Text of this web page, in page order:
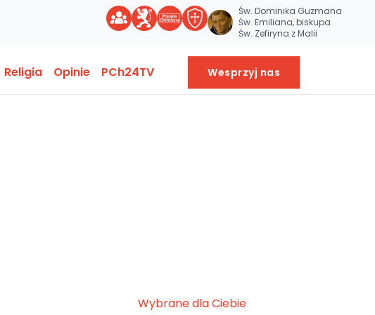
Św. Dominika Guzmana
Św. Emiliana, biskupa
Św. Zefiryna z Malii
Religia Opinie PCh24TV Wesprzyj nas
Wybrane dla Ciebie